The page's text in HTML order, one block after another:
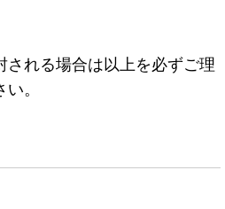
される場合は以上を必ずご理
。